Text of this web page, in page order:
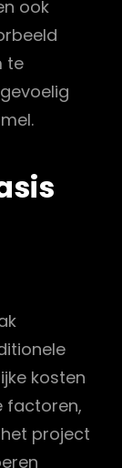
ook
te
kosten
factoren,
project